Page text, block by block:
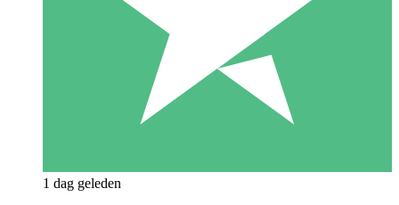
1 dag geleden